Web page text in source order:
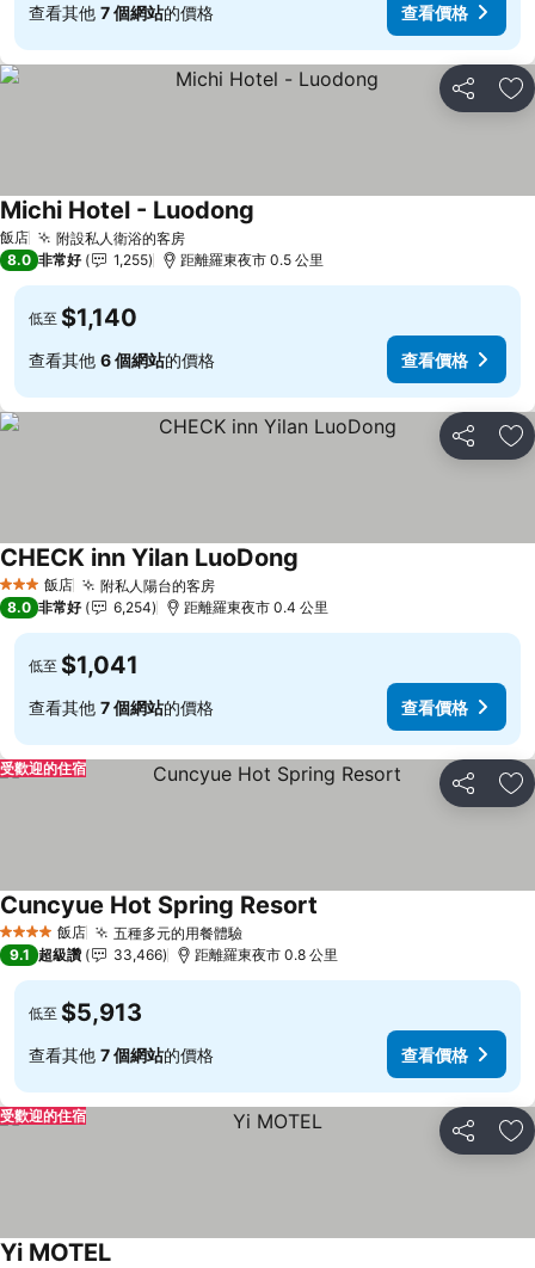
查看其他 7 個網站的價格 查看價格
分享 加
飯店 附設私人衛浴的客房
Michi Hotel - Luodong
8.0 非常好 1,255 距離羅東夜市 0.5 公里
低至 $1,140
查看其他 6 個網站的價格 查看價格
分享 加
3 星級 飯店 附私人陽台的客房
CHECK inn Yilan LuoDong
8.0 非常好 6,254 距離羅東夜市 0.4 公里
低至 $1,041
查看其他 7 個網站的價格 查看價格
分享 加
受歡迎的住宿
4 星級 飯店 五種多元的用餐體驗
Cuncyue Hot Spring Resort
9.1 超級讚 33,466 距離羅東夜市 0.8 公里
低至 $5,913
查看其他 7 個網站的價格 查看價格
分享 加
受歡迎的住宿
Yi MOTEL